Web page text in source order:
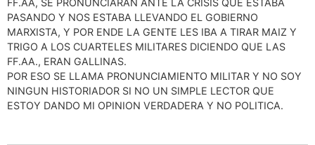
FF.AA, SE PRONUNCIARAN ANTE LA CRISIS QUE ESTABA
PASANDO Y NOS ESTABA LLEVANDO EL GOBIERNO
MARXISTA, Y POR ENDE LA GENTE LES IBA A TIRAR MAIZ Y
TRIGO A LOS CUARTELES MILITARES DICIENDO QUE LAS
FF.AA., ERAN GALLINAS.
POR ESO SE LLAMA PRONUNCIAMIENTO MILITAR Y NO SOY
NINGUN HISTORIADOR SI NO UN SIMPLE LECTOR QUE
ESTOY DANDO MI OPINION VERDADERA Y NO POLITICA.